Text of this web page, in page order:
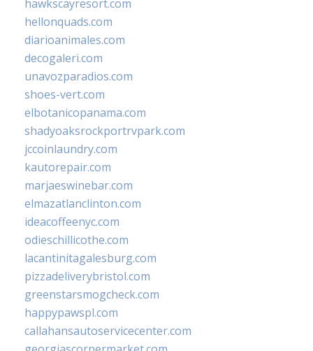
hawkscayresort.com
hellonquads.com
diarioanimales.com
decogaleri.com
unavozparadios.com
shoes-vert.com
elbotanicopanama.com
shadyoaksrockportrvpark.com
jccoinlaundry.com
kautorepair.com
marjaeswinebar.com
elmazatlanclinton.com
ideacoffeenyc.com
odieschillicothe.com
lacantinitagalesburg.com
pizzadeliverybristol.com
greenstarsmogcheck.com
happypawspl.com
callahansautoservicecenter.com